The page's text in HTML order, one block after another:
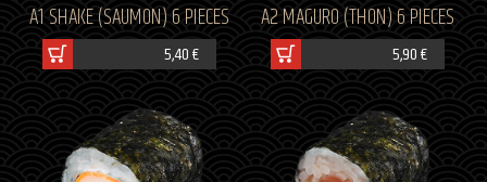
A1 SHAKE (SAUMON) 6 PIECES
5,40 €
A2 MAGURO (THON) 6 PIECES
5,90 €